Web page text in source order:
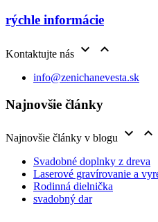
rýchle informácie
Kontaktujte nás  
info@zenichanevesta.sk
Najnovšie články
Najnovšie články v blogu  
Svadobné doplnky z dreva
Laserové gravírovanie a
Rodinná dielnička
svadobný dar